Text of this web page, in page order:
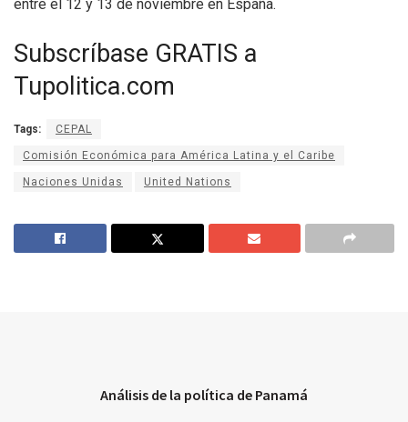
entre el 12 y 13 de noviembre en España.
Subscríbase GRATIS a
Tupolitica.com
Tags: CEPAL
Comisión Económica para América Latina y el Caribe
Naciones Unidas United Nations
Análisis de la política de Panamá